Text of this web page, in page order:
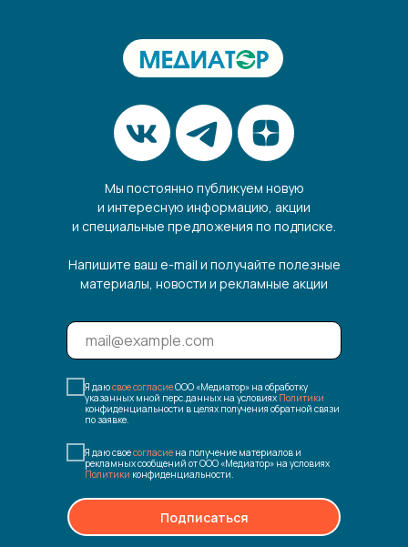
Мы постоянно публикуем новую
и интересную информацию, акции
и специальные предложения по подписке.
Напишите ваш e-mail и получайте полезные
материалы, новости и рекламные акции
Я даюсвое согласиеООО «Медиатор» на обработку
указанных мной перс.данных на условиях Политики
конфиденциальности в целях получения обратной связи
по заявке.
Я даю своесогласие на получение материалов и
рекламных сообщений от ООО «Медиатор» на условиях
Политики конфиденциальности.
Подписаться